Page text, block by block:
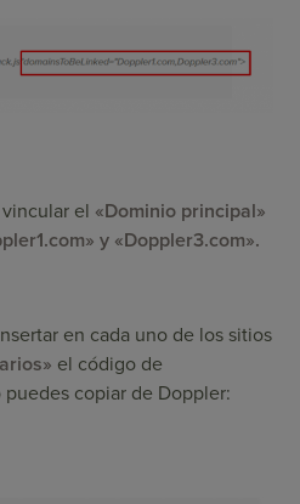
el «Dominio principal»
y «Doppler3.com».
en cada uno de los sitios
el código de
copiar de Doppler: